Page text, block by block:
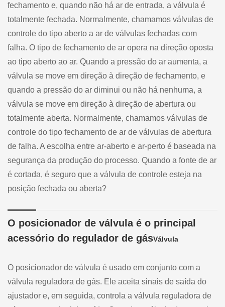
fechamento e, quando não há ar de entrada, a válvula é
totalmente fechada. Normalmente, chamamos válvulas de
controle do tipo aberto a ar de válvulas fechadas com
falha. O tipo de fechamento de ar opera na direção oposta
ao tipo aberto ao ar. Quando a pressão do ar aumenta, a
válvula se move em direção à direção de fechamento, e
quando a pressão do ar diminui ou não há nenhuma, a
válvula se move em direção à direção de abertura ou
totalmente aberta. Normalmente, chamamos válvulas de
controle do tipo fechamento de ar de válvulas de abertura
de falha. A escolha entre ar-aberto e ar-perto é baseada na
segurança da produção do processo. Quando a fonte de ar
é cortada, é seguro que a válvula de controle esteja na
posição fechada ou aberta?
O posicionador de válvula é o principal
acessório do regulador de gásVálvula
O posicionador de válvula é usado em conjunto com a
válvula reguladora de gás. Ele aceita sinais de saída do
ajustador e, em seguida, controla a válvula reguladora de